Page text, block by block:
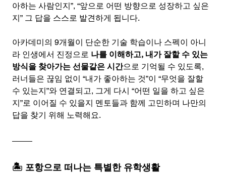
아하는 사람인지”, “앞으로 어떤 방향으로 성장하고 싶은
지” 그 답을 스스로 발견하게 됩니다.
아카데미의 9개월이 단순한 기술 학습이나 스펙이 아니
라 인생에서 진정으로 나를 이해하고, 내가 잘할 수 있는
방식을 찾아가는 선물같은 시간으로 기억될 수 있도록,
러너들은 끊임 없이 “내가 좋아하는 것”이 “무엇을 잘할
수 있는지”와 연결되고, 그게 다시 “어떤 일을 하고 싶은
지”로 이어질 수 있을지 멘토들과 함께 고민하며 나만의
답을 찾기 위해 노력해요.
🏝️ 포항으로 떠나는 특별한 유학생활